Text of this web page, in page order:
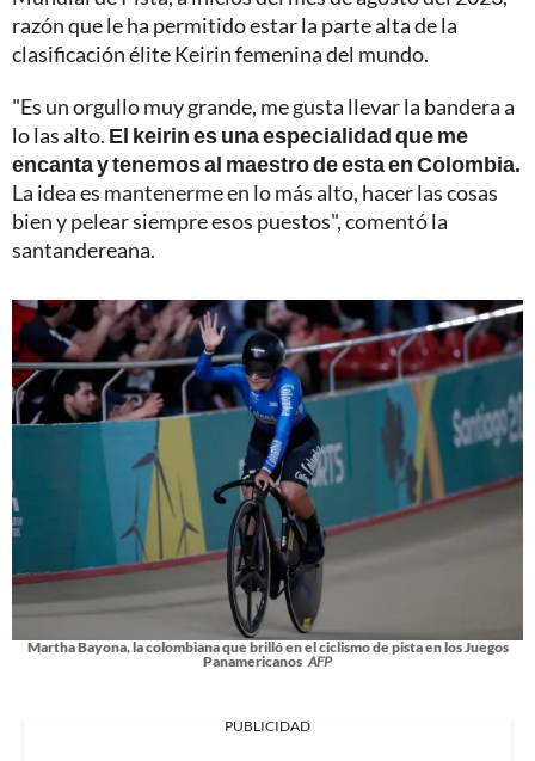
razón que le ha permitido estar la parte alta de la
clasificación élite Keirin femenina del mundo.
"Es un orgullo muy grande, me gusta llevar la bandera a
lo las alto. El keirin es una especialidad que me
encanta y tenemos al maestro de esta en Colombia.
La idea es mantenerme en lo más alto, hacer las cosas
bien y pelear siempre esos puestos", comentó la
santandereana.
Martha Bayona, la colombiana que brilló en el ciclismo de pista en los Juegos
Panamericanos AFP
PUBLICIDAD